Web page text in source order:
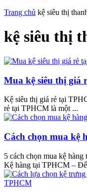
Trang chủ kệ siêu thị
kệ siêu thị
Mua kệ siêu thị giá
Kệ siêu thị giá rẻ tại
rẻ tại TPHCM là một ...
Cách chọn mua kệ
5 cách chọn mua kệ
Kệ hàng tại TPHCM –